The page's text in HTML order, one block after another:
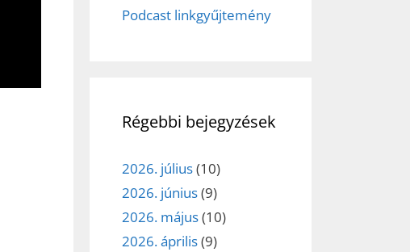
Podcast linkgyűjtemény
Régebbi bejegyzések
2026. július(10)
2026. június(9)
2026. május(10)
2026. április(9)